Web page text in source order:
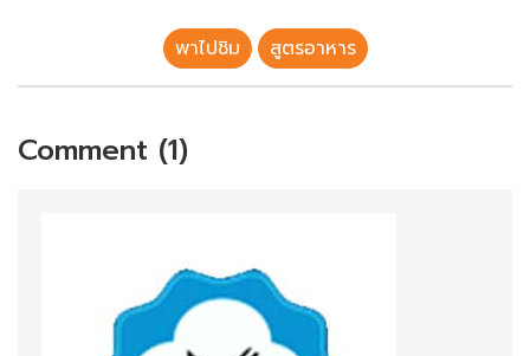
พาไปชิม สูตรอาหาร
Comment (1)